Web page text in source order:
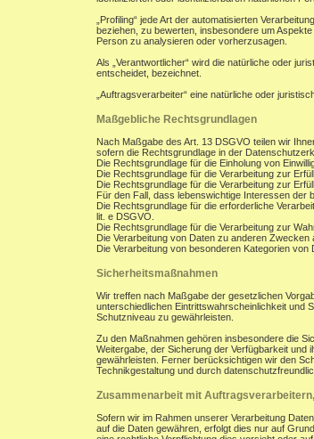
„Profiling“ jede Art der automatisierten
beziehen, zu bewerten, insbesondere um
Person zu analysieren oder vorherzusagen.
Als „Verantwortlicher“ wird die natürliche oder
entscheidet, bezeichnet.
„Auftragsverarbeiter“ eine natürliche oder
Maßgebliche Rechtsgrundlagen
Nach Maßgabe des Art. 13 DSGVO teilen wir
sofern die Rechtsgrundlage in der
Die Rechtsgrundlage für die Einholung von
Die Rechtsgrundlage für die Verarbeitung zur
Die Rechtsgrundlage für die Verarbeitung zur
Für den Fall, dass lebenswichtige Interessen der
Die Rechtsgrundlage für die erforderliche
lit. e DSGVO.
Die Rechtsgrundlage für die Verarbeitung zur
Die Verarbeitung von Daten zu anderen
Die Verarbeitung von besonderen Kategorien
Sicherheitsmaßnahmen
Wir treffen nach Maßgabe der gesetzlichen
unterschiedlichen Eintrittswahrscheinlichkeit und
Schutzniveau zu gewährleisten.
Zu den Maßnahmen gehören insbesondere die
Weitergabe, der Sicherung der Verfügbarkeit
gewährleisten. Ferner berücksichtigen wir den
Technikgestaltung und durch
Zusammenarbeit mit
Sofern wir im Rahmen unserer Verarbeitung
auf die Daten gewähren, erfolgt dies nur auf